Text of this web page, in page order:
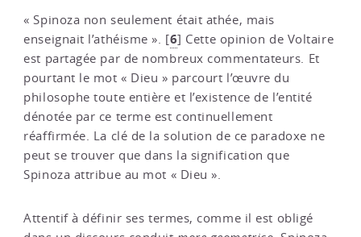
« Spinoza non seulement était athée, mais
enseignait l’athéisme ». [6] Cette opinion de Voltaire
est partagée par de nombreux commentateurs. Et
pourtant le mot « Dieu » parcourt l’œuvre du
philosophe toute entière et l’existence de l’entité
dénotée par ce terme est continuellement
réaffirmée. La clé de la solution de ce paradoxe ne
peut se trouver que dans la signification que
Spinoza attribue au mot « Dieu ».
Attentif à définir ses termes, comme il est obligé